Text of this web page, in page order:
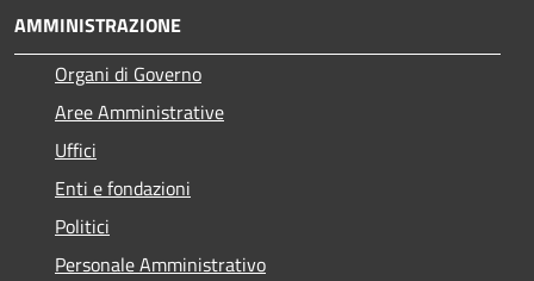
AMMINISTRAZIONE
Organi di Governo
Aree Amministrative
Uffici
Enti e fondazioni
Politici
Personale Amministrativo